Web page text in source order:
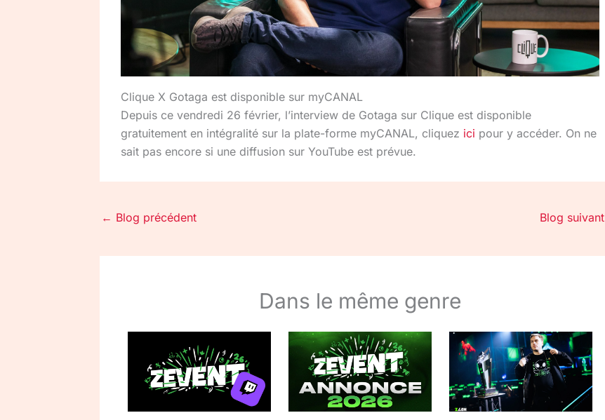
Clique X Gotaga est disponible sur myCANAL
Depuis ce vendredi 26 février, l’interview de Gotaga sur Clique est disponible
gratuitement en intégralité sur la plate-forme myCANAL, cliquez ici pour y accéder. On ne
sait pas encore si une diffusion sur YouTube est prévue.
← Blog précédent Blog suivant
Dans le même genre